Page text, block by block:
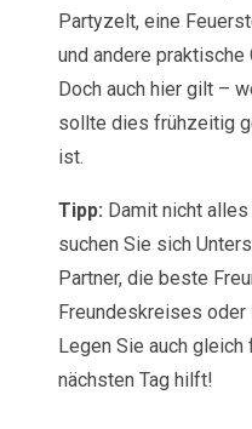
Partyzelt, eine
und andere
Doch auch hier gilt –
sollte dies frühzeitig
ist.
Tipp: Damit nicht
suchen Sie sich
Partner, die beste
Freundeskreises
Legen Sie auch gleich
nächsten Tag hilft!